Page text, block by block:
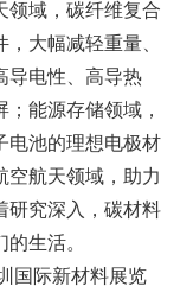
领域，碳纤维复合
大幅减轻重量、
导电性、高导热
能源存储领域，
电池的理想电极材
空航天领域，助力
研究深入，碳材料
生活。
国际新材料展览